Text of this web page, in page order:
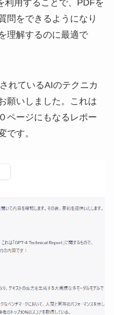
利用することで、PDFを
問をできるようになり
理解するのに最適で
れているAIのテクニカ
願いしました。これは
ページにもなるレポー
です。